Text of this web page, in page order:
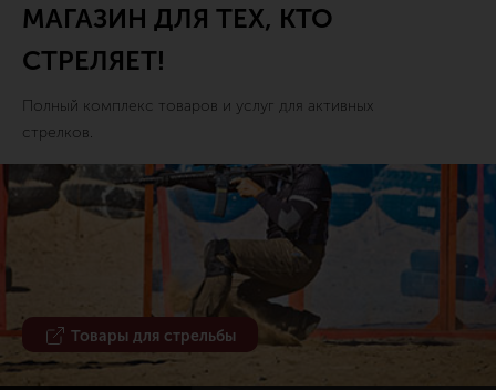
МАГАЗИН ДЛЯ ТЕХ, КТО
СТРЕЛЯЕТ!
Полный комплекс товаров и услуг для активных
стрелков.
Товары для стрельбы